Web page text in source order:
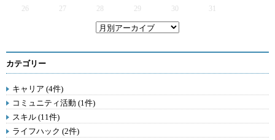
26
27 28 29 30 31
カテゴリー
キャリア (4件)
コミュニティ活動 (1件)
スキル (11件)
ライフハック (2件)